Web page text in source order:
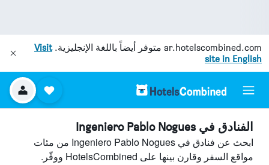
ar.hotelscombined.com متوفر أيضاً باللغة الإنجليزية.Visit
site in English
الفنادق في Ingeniero Pablo Nogues
ابحث عن فنادق في Ingeniero Pablo Nogues من مئات
مواقع السفر وقارن بينها على HotelsCombined ووفّر.